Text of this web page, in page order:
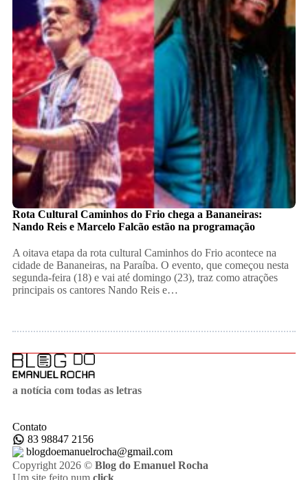
Rota Cultural Caminhos do Frio chega a Bananeiras:
Nando Reis e Marcelo Falcão estão na programação
A oitava etapa da rota cultural Caminhos do Frio acontece na
cidade de Bananeiras, na Paraíba. O evento, que começou nesta
segunda-feira (18) e vai até domingo (23), traz como atrações
principais os cantores Nando Reis e…
a notícia com todas as letras
Contato
83 98847 2156
blogdoemanuelrocha@gmail.com
Copyright 2026 © Blog do Emanuel Rocha
Um site feito num click